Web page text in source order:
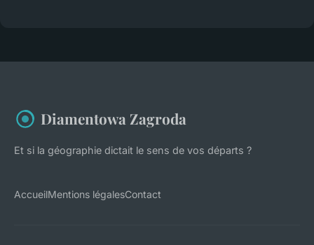
Diamentowa Zagroda
Et si la géographie dictait le sens de vos départs ?
AccueilMentions légalesContact